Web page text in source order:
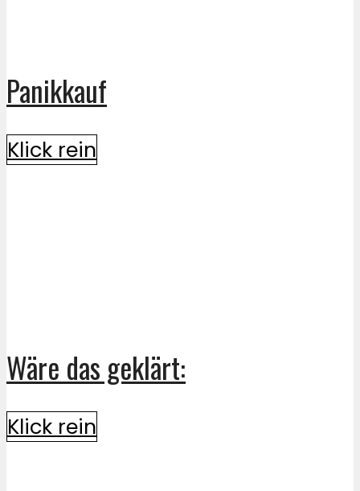
Panikkauf
Klick rein
Wäre das geklärt:
Klick rein